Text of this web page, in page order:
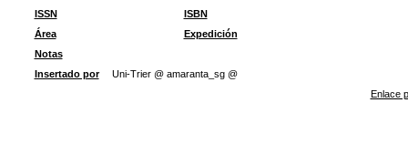
ISSN
ISBN
Área
Expedición
Notas
Insertado por
Uni-Trier @ amaranta_sg @
Enlace